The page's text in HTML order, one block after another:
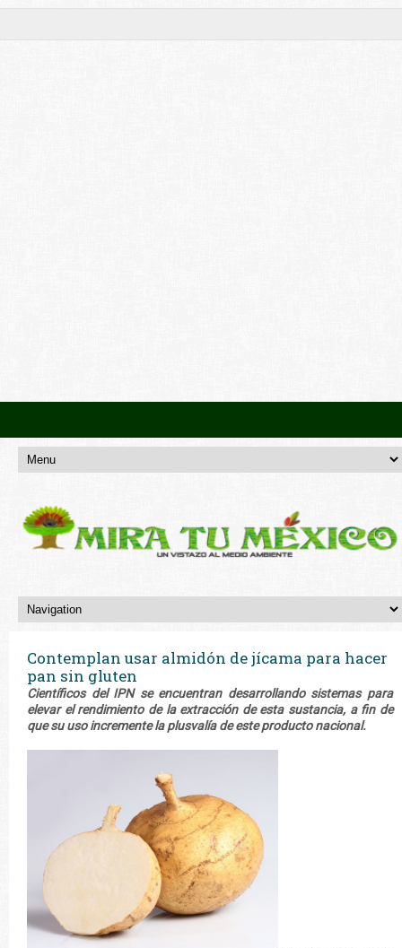
Contemplan usar almidón de jícama para hacer
pan sin gluten
Científicos del IPN se encuentran desarrollando sistemas para
elevar el rendimiento de la extracción de esta sustancia, a fin de
que su uso incremente la plusvalía de este producto nacional.